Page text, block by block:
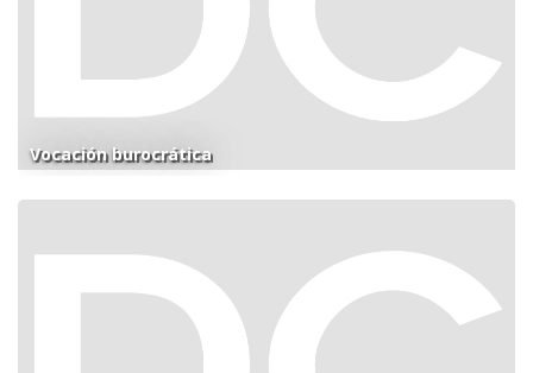
Vocación burocrática